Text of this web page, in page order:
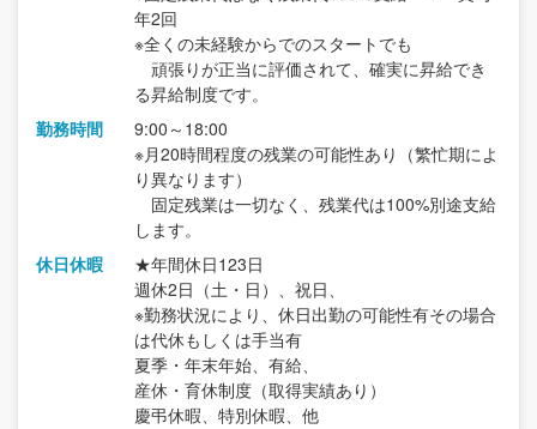
年2回
※全くの未経験からでのスタートでも
頑張りが正当に評価されて、確実に昇給でき
る昇給制度です。
勤務時間
9:00～18:00
※月20時間程度の残業の可能性あり（繁忙期によ
り異なります）
固定残業は一切なく、残業代は100%別途支給
します。
休日休暇
★年間休日123日
週休2日（土・日）、祝日、
※勤務状況により、休日出勤の可能性有その場合
は代休もしくは手当有
夏季・年末年始、有給、
産休・育休制度（取得実績あり）
慶弔休暇、特別休暇、他